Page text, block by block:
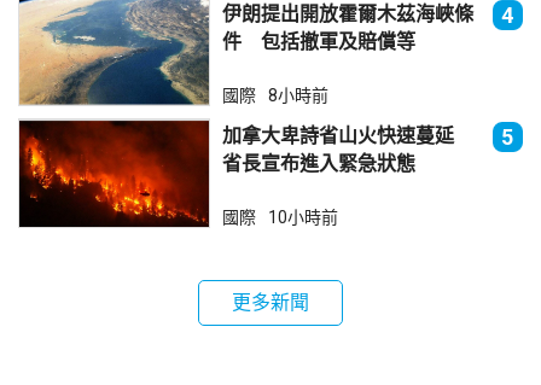
伊朗提出開放霍爾木茲海峽條
件 包括撤軍及賠償等
4
國際 8小時前
加拿大卑詩省山火快速蔓延
省長宣布進入緊急狀態
5
國際 10小時前
更多新聞